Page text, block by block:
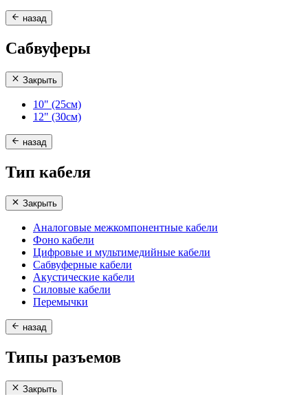
назад
Сабвуферы
Закрыть
10" (25см)
12" (30см)
назад
Тип кабеля
Закрыть
Аналоговые межкомпонентные кабели
Фоно кабели
Цифровые и мультимедийные кабели
Сабвуферные кабели
Акустические кабели
Силовые кабели
Перемычки
назад
Типы разъемов
Закрыть